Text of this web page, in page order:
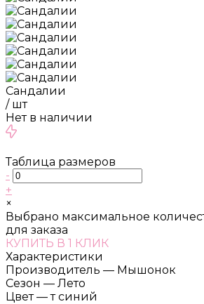
Сандалии
/ шт
Нет в наличии
Таблица размеров
-
+
×
Выбрано максимальное
для заказа
КУПИТЬ В 1 КЛИК
Характеристики
Производитель — Мышонок
Сезон — Лето
Цвет — т синий